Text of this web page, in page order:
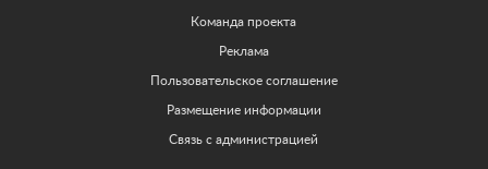
Команда проекта
Реклама
Пользовательское соглашение
Размещение информации
Связь с администрацией